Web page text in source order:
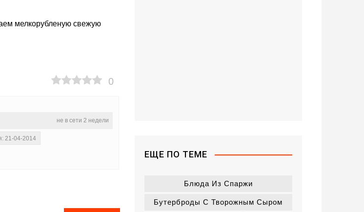
мелкорубленую свежую
0
не в сети 2 недели
21-04-2014
ЕЩЕ ПО ТЕМЕ
Блюда Из Спаржи
Бутерброды С Творожным Сыром